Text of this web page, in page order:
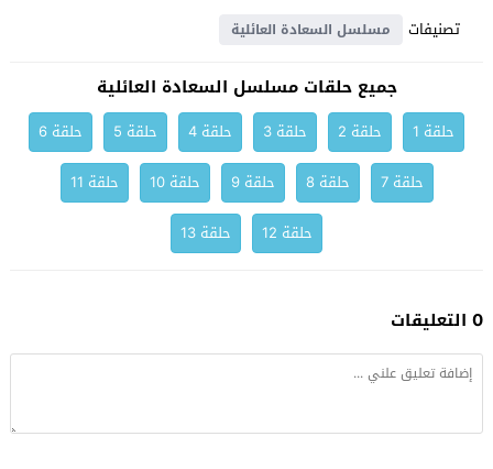
تصنيفات
مسلسل السعادة العائلية
جميع حلقات مسلسل السعادة العائلية
حلقة 1 حلقة 2 حلقة 3 حلقة 4 حلقة 5
حلقة 6
حلقة 7
حلقة 8 حلقة 9 حلقة 10
حلقة 11
حلقة 12
حلقة 13
0 التعليقات